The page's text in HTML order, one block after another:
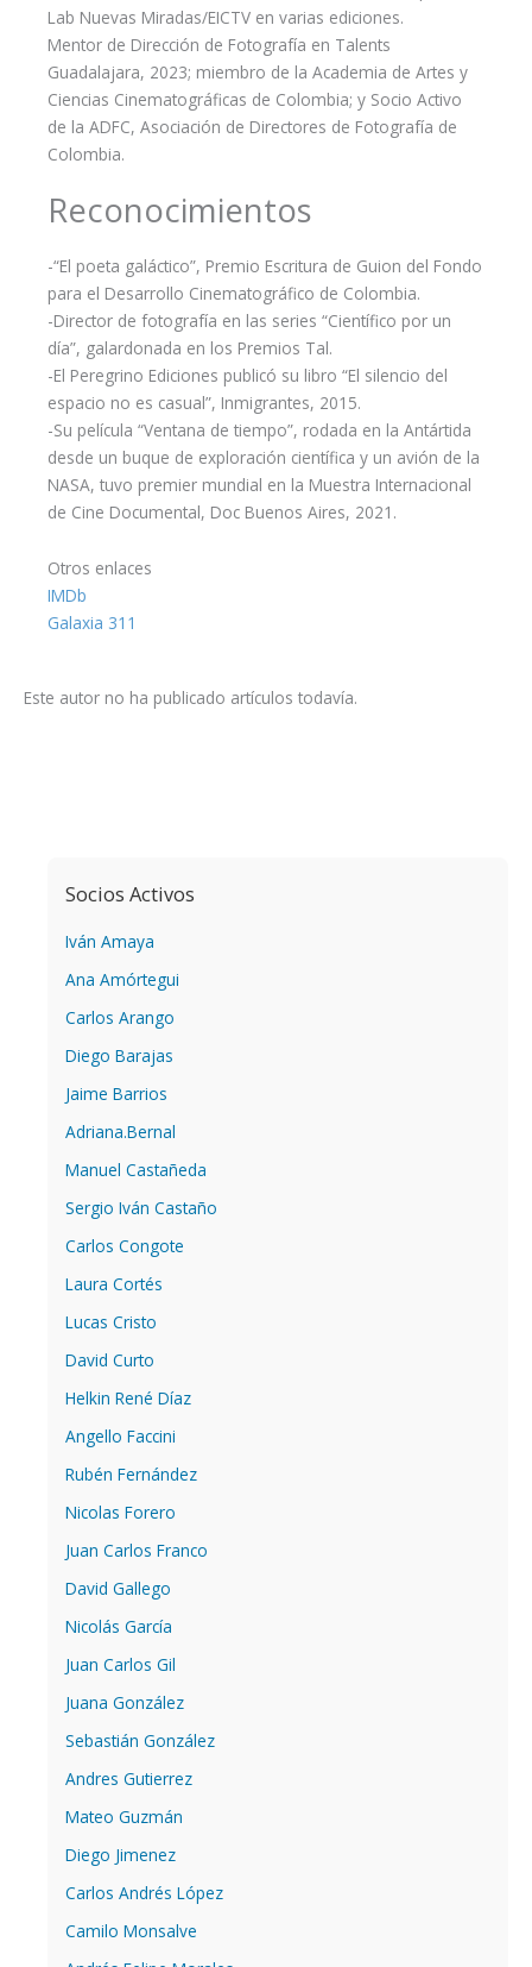
Lab Nuevas Miradas/EICTV en varias ediciones.
Mentor de Dirección de Fotografía en Talents
Guadalajara, 2023; miembro de la Academia de Artes y
Ciencias Cinematográficas de Colombia; y Socio Activo
de la ADFC, Asociación de Directores de Fotografía de
Colombia.
Reconocimientos
-“El poeta galáctico”, Premio Escritura de Guion del Fondo
para el Desarrollo Cinematográfico de Colombia.
-Director de fotografía en las series “Científico por un
día”, galardonada en los Premios Tal.
-El Peregrino Ediciones publicó su libro “El silencio del
espacio no es casual”, Inmigrantes, 2015.
-Su película “Ventana de tiempo”, rodada en la Antártida
desde un buque de exploración científica y un avión de la
NASA, tuvo premier mundial en la Muestra Internacional
de Cine Documental, Doc Buenos Aires, 2021.
Otros enlaces
IMDb
Galaxia 311
Este autor no ha publicado artículos todavía.
Socios Activos
Iván Amaya
Ana Amórtegui
Carlos Arango
Diego Barajas
Jaime Barrios
Adriana.Bernal
Manuel Castañeda
Sergio Iván Castaño
Carlos Congote
Laura Cortés
Lucas Cristo
David Curto
Helkin René Díaz
Angello Faccini
Rubén Fernández
Nicolas Forero
Juan Carlos Franco
David Gallego
Nicolás García
Juan Carlos Gil
Juana González
Sebastián González
Andres Gutierrez
Mateo Guzmán
Diego Jimenez
Carlos Andrés López
Camilo Monsalve